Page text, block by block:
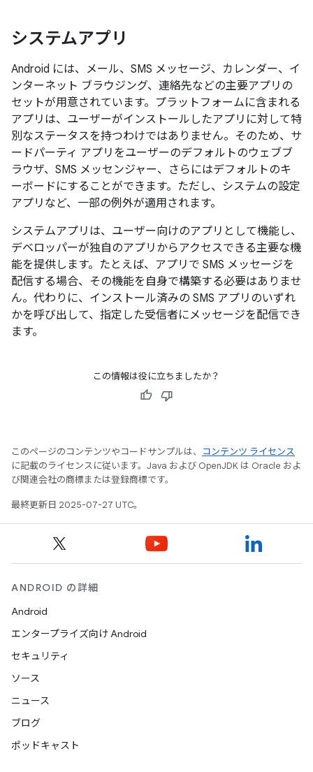
システムアプリ
Android には、メール、SMS メッセージ、カレンダー、イ
ンターネット ブラウジング、連絡先などの主要アプリの
セットが用意されています。プラットフォームに含まれる
アプリは、ユーザーがインストールしたアプリに対して特
別なステータスを持つわけではありません。そのため、サ
ードパーティ アプリをユーザーのデフォルトのウェブブ
ラウザ、SMS メッセンジャー、さらにはデフォルトのキ
ーボードにすることができます。ただし、システムの設定
アプリなど、一部の例外が適用されます。
システムアプリは、ユーザー向けのアプリとして機能し、
デベロッパーが独自のアプリからアクセスできる主要な機
能を提供します。たとえば、アプリで SMS メッセージを
配信する場合、その機能を自身で構築する必要はありませ
ん。代わりに、インストール済みの SMS アプリのいずれ
かを呼び出して、指定した受信者にメッセージを配信でき
ます。
この情報は役に立ちましたか？
このページのコンテンツやコードサンプルは、
コンテンツ ライセンス
に記載のライセンスに従います。Java および OpenJDK は Oracle およ
び関連会社の商標または登録商標です。
最終更新日 2025-07-27 UTC。
ANDROID の詳細
Android
エンタープライズ向け Android
セキュリティ
ソース
ニュース
ブログ
ポッドキャスト